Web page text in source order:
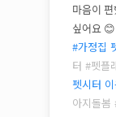
마음이
싶어요
#가정집
터 #펫플
펫시터
아지돌봄